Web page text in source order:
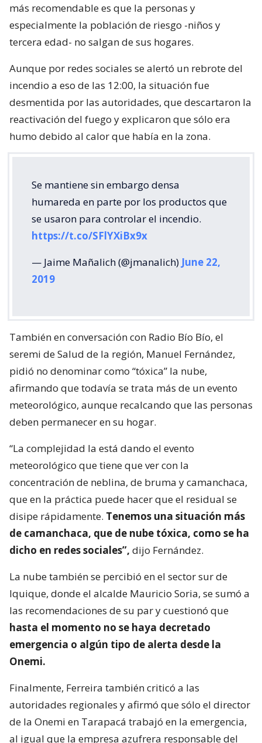
más recomendable es que la personas y
especialmente la población de riesgo -niños y
tercera edad- no salgan de sus hogares.
Aunque por redes sociales se alertó un rebrote del
incendio a eso de las 12:00, la situación fue
desmentida por las autoridades, que descartaron la
reactivación del fuego y explicaron que sólo era
humo debido al calor que había en la zona.
Se mantiene sin embargo densa
humareda en parte por los productos que
se usaron para controlar el incendio.
https://t.co/SFlYXiBx9x
— Jaime Mañalich (@jmanalich) June 22,
2019
También en conversación con Radio Bío Bío, el
seremi de Salud de la región, Manuel Fernández,
pidió no denominar como “tóxica” la nube,
afirmando que todavía se trata más de un evento
meteorológico, aunque recalcando que las personas
deben permanecer en su hogar.
“La complejidad la está dando el evento
meteorológico que tiene que ver con la
concentración de neblina, de bruma y camanchaca,
que en la práctica puede hacer que el residual se
disipe rápidamente. Tenemos una situación más
de camanchaca, que de nube tóxica, como se ha
dicho en redes sociales”, dijo Fernández.
La nube también se percibió en el sector sur de
Iquique, donde el alcalde Mauricio Soria, se sumó a
las recomendaciones de su par y cuestionó que
hasta el momento no se haya decretado
emergencia o algún tipo de alerta desde la
Onemi.
Finalmente, Ferreira también criticó a las
autoridades regionales y afirmó que sólo el director
de la Onemi en Tarapacá trabajó en la emergencia,
al igual que la empresa azufrera responsable del